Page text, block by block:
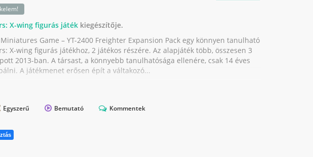
X-wing figurás játékkiegészítője.
Game – YT-2400 Freighter Expansion Pack egy könnyen tanulható
X-wing figurás játékhoz, 2 játékos részére. Az alapjáték több, összesen 3
2013-ban. A társast, a könnyebb tanulhatósága ellenére, csak 14 éves
A játékmenet erősen épít a váltakozó...
Egyszerű Bemutató Kommentek